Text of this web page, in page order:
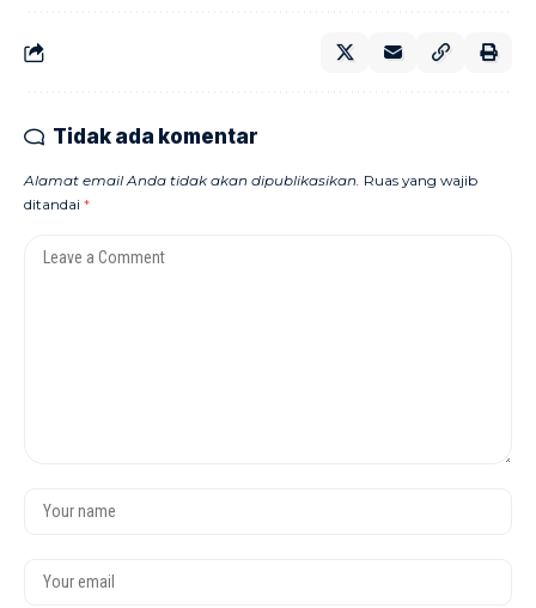
Tidak ada komentar
Alamat email Anda tidak akan dipublikasikan. Ruas yang wajib
ditandai *